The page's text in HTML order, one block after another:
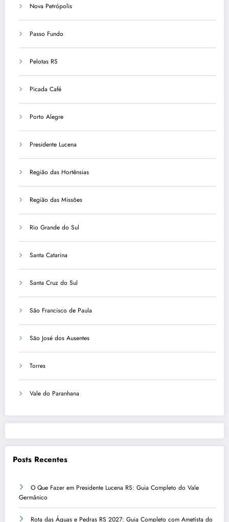
Nova Petrópolis
Passo Fundo
Pelotas RS
Picada Café
Porto Alegre
Presidente Lucena
Região das Hortênsias
Região das Missões
Rio Grande do Sul
Santa Catarina
Santa Cruz do Sul
São Francisco de Paula
São José dos Ausentes
Torres
Vale do Paranhana
Posts Recentes
O Que Fazer em Presidente Lucena RS: Guia Completo do Vale
Germânico
Rota das Águas e Pedras RS 2027: Guia Completo com Ametista do